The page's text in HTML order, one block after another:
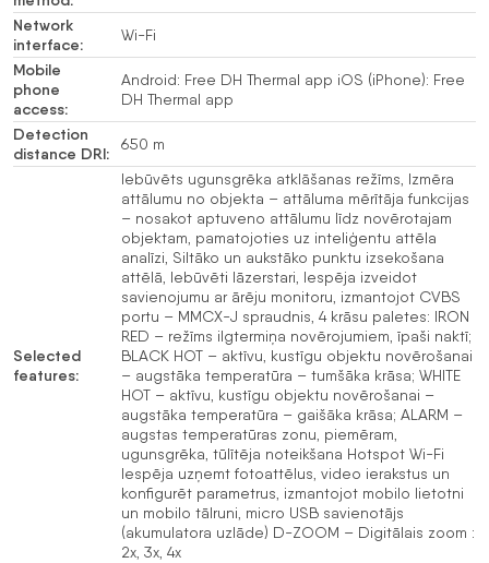
Network
interface:
Wi-Fi
Mobile
phone
access:
Android: Free DH Thermal app iOS (iPhone): Free
DH Thermal app
Detection
distance DRI:
650 m
Selected
features:
Iebūvēts ugunsgrēka atklāšanas režīms, Izmēra
attālumu no objekta – attāluma mērītāja funkcijas
– nosakot aptuveno attālumu līdz novērotajam
objektam, pamatojoties uz inteliģentu attēla
analīzi, Siltāko un aukstāko punktu izsekošana
attēlā, Iebūvēti lāzerstari, Iespēja izveidot
savienojumu ar ārēju monitoru, izmantojot CVBS
portu – MMCX-J spraudnis, 4 krāsu paletes: IRON
RED – režīms ilgtermiņa novērojumiem, īpaši naktī;
BLACK HOT – aktīvu, kustīgu objektu novērošanai
– augstāka temperatūra – tumšāka krāsa; WHITE
HOT – aktīvu, kustīgu objektu novērošanai –
augstāka temperatūra – gaišāka krāsa; ALARM –
augstas temperatūras zonu, piemēram,
ugunsgrēka, tūlītēja noteikšana Hotspot Wi-Fi
Iespēja uzņemt fotoattēlus, video ierakstus un
konfigurēt parametrus, izmantojot mobilo lietotni
un mobilo tālruni, micro USB savienotājs
(akumulatora uzlāde) D-ZOOM – Digitālais zoom :
2x, 3x, 4x